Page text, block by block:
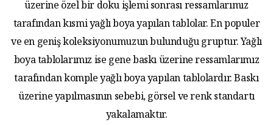
üzerine özel bir doku işlemi sonrası ressamlarımız
tarafından kısmi yağlı boya yapılan tablolar. En populer
ve en geniş koleksiyonumuzun bulunduğu gruptur. Yağlı
boya tablolarımız ise gene baskı üzerine ressamlarımız
tarafından komple yağlı boya yapılan tablolardır. Baskı
üzerine yapılmasının sebebi, görsel ve renk standartı
yakalamaktır.